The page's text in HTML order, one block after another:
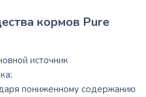
кормов Pure
источник
пониженному содержанию